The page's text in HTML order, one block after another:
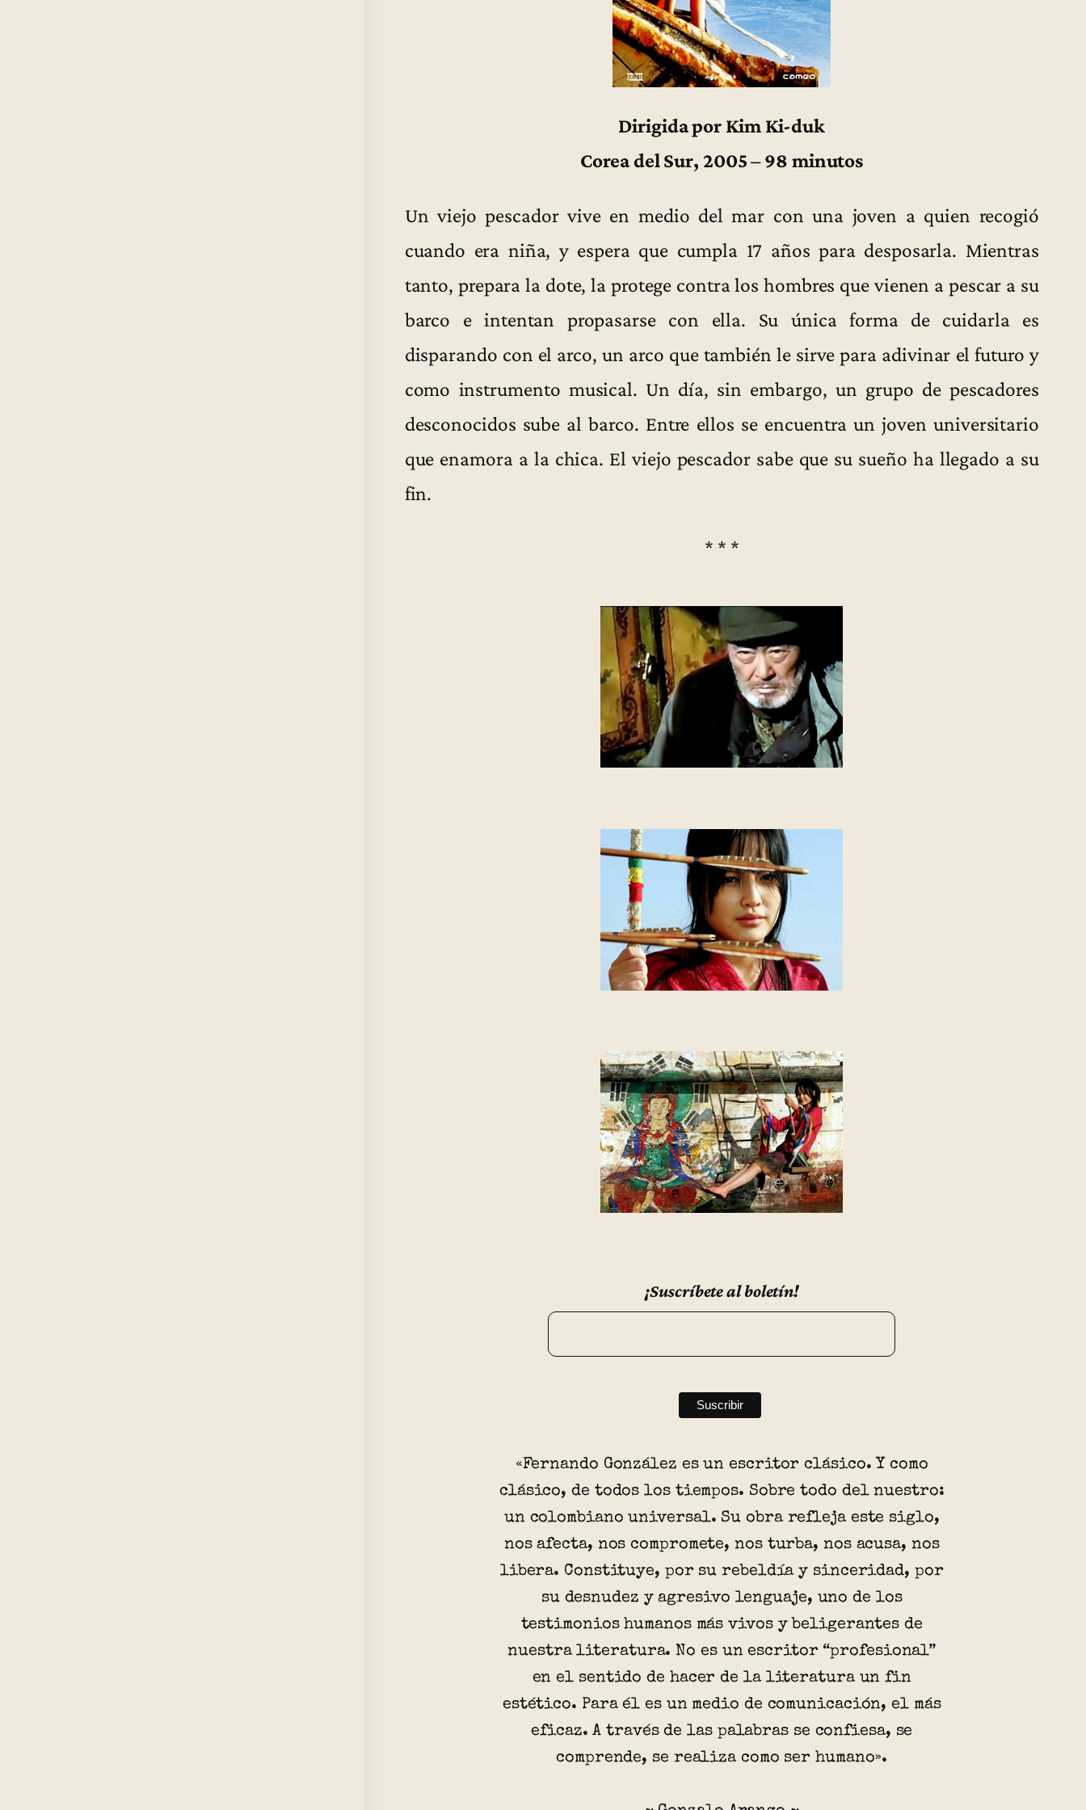
Dirigida por Kim Ki-duk
Corea del Sur, 2005 – 98 minutos
Un viejo pescador vive en medio del mar con una joven a quien recogió
cuando era niña, y espera que cumpla 17 años para desposarla. Mientras
tanto, prepara la dote, la protege contra los hombres que vienen a pescar a su
barco e intentan propasarse con ella. Su única forma de cuidarla es
disparando con el arco, un arco que también le sirve para adivinar el futuro y
como instrumento musical. Un día, sin embargo, un grupo de pescadores
desconocidos sube al barco. Entre ellos se encuentra un joven universitario
que enamora a la chica. El viejo pescador sabe que su sueño ha llegado a su
fin.
* * *
¡Suscríbete al boletín!
«Fernando González es un escritor clásico. Y como
clásico, de todos los tiempos. Sobre todo del nuestro:
un colombiano universal. Su obra refleja este siglo,
nos afecta, nos compromete, nos turba, nos acusa, nos
libera. Constituye, por su rebeldía y sinceridad, por
su desnudez y agresivo lenguaje, uno de los
testimonios humanos más vivos y beligerantes de
nuestra literatura. No es un escritor “profesional”
en el sentido de hacer de la literatura un fin
estético. Para él es un medio de comunicación, el más
eficaz. A través de las palabras se confiesa, se
comprende, se realiza como ser humano».